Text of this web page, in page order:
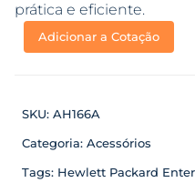
prática e eficiente.
Adicionar a Cotação
SKU: AH166A
Categoria: Acessórios
Tags: Hewlett Packard